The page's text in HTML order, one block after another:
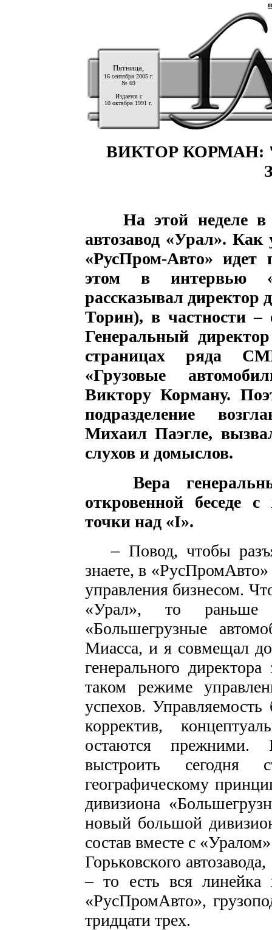
Пятница,
16 сентября 2005 г.
№ 69
Издается с
10 октября 1991 г.
ВИКТОР
На этой неделе
автозавод «Урал».
«РусПром-Авто» идет
этом в интервью
рассказывал
Торин), в частности –
Генеральный
страницах ряда
«Грузовые
Виктору Корману.
подразделение
Михаил Паэгле,
слухов и домыслов.
Вера
откровенной беседе
точки над «I».
– Повод, чтобы
знаете, в
управления бизнесом.
«Урал», то
«Большегрузные
Миасса, и я совмещал
генерального
таком режиме
успехов.
корректив,
остаются
выстроить сегодня
географическому
дивизиона
новый большой
состав вместе с
Горьковского
– то есть вся
«РусПромАвто»,
тридцати трех.